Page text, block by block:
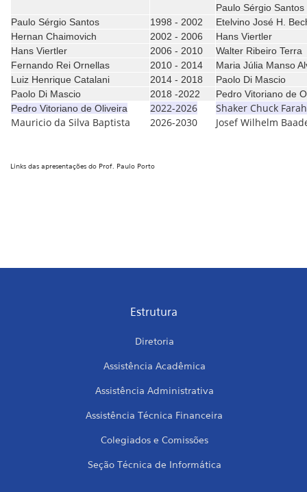
Paulo Sérgio Santos
Paulo Sérgio Santos
1998 - 2002
Etelvino José H.
Hernan Chaimovich
2002 - 2006
Hans Viertler
Hans Viertler
2006 - 2010
Walter Ribeiro Terra
Fernando Rei Ornellas
2010 - 2014
Maria Júlia Manso
Luiz Henrique Catalani
2014 - 2018
Paolo Di Mascio
Paolo Di Mascio
2018 -2022
Pedro Vitoriano de
Pedro Vitoriano de Oliveira
2022-2026
Shaker Chuck Farah
Mauricio da Silva Baptista
2026-2030 Josef Wilhelm
Links das apresentações do Prof. Paulo Porto
Estrutura
Diretoria
Assistência Acadêmica
Assistência Administrativa
Assistência Técnica Financeira
Colegiados e Comissões
Seção Técnica de Informática